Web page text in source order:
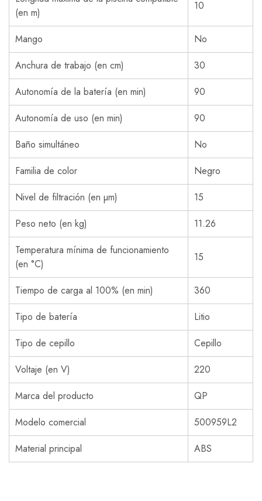
(en m)
10
Mango
No
Anchura de trabajo (en cm)
30
Autonomía de la batería (en min)
90
Autonomía de uso (en min)
90
Baño simultáneo
No
Familia de color
Negro
Nivel de filtración (en µm)
15
Peso neto (en kg)
11.26
Temperatura mínima de funcionamiento
(en °C)
15
Tiempo de carga al 100% (en min)
360
Tipo de batería
Litio
Tipo de cepillo
Cepillo
Voltaje (en V)
220
Marca del producto
QP
Modelo comercial
500959L2
Material principal
ABS